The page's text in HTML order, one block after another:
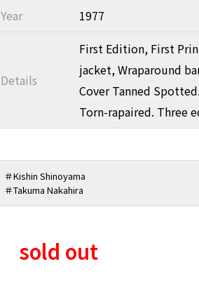
Year
1977
Details
First Edition, First
jacket, Wraparound
Cover Tanned
Torn-rapaired. Three
＃Kishin Shinoyama
＃Takuma Nakahira
sold out